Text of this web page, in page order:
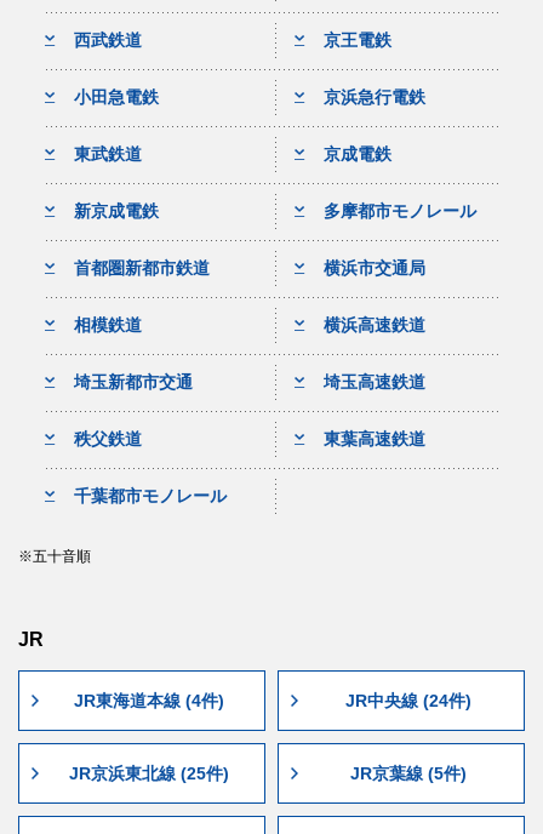
西武鉄道 京王電鉄
小田急電鉄 京浜急行電鉄
東武鉄道 京成電鉄
新京成電鉄 多摩都市モノレール
首都圏新都市鉄道 横浜市交通局
相模鉄道 横浜高速鉄道
埼玉新都市交通 埼玉高速鉄道
秩父鉄道 東葉高速鉄道
千葉都市モノレール
五十音順
JR
JR東海道本線 (4件) JR中央線 (24件)
JR京浜東北線 (25件) JR京葉線 (5件)